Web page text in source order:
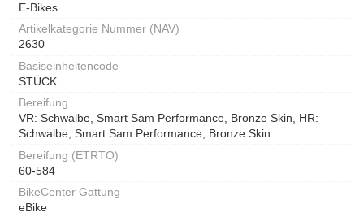
E-Bikes
Artikelkategorie Nummer (NAV)
2630
Basiseinheitencode
STÜCK
Bereifung
VR: Schwalbe, Smart Sam Performance, Bronze Skin, HR:
Schwalbe, Smart Sam Performance, Bronze Skin
Bereifung (ETRTO)
60-584
BikeCenter Gattung
eBike